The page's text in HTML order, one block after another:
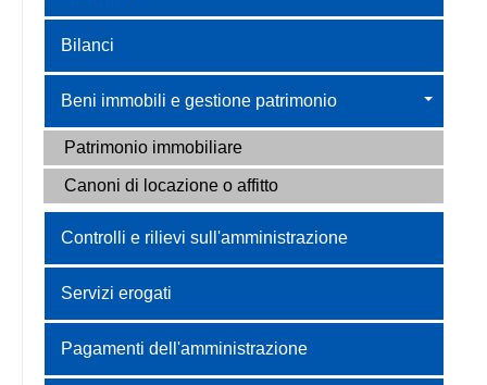
Bilanci
Beni immobili e gestione patrimonio
Patrimonio immobiliare
Canoni di locazione o affitto
Controlli e rilievi sull'amministrazione
Servizi erogati
Pagamenti dell'amministrazione